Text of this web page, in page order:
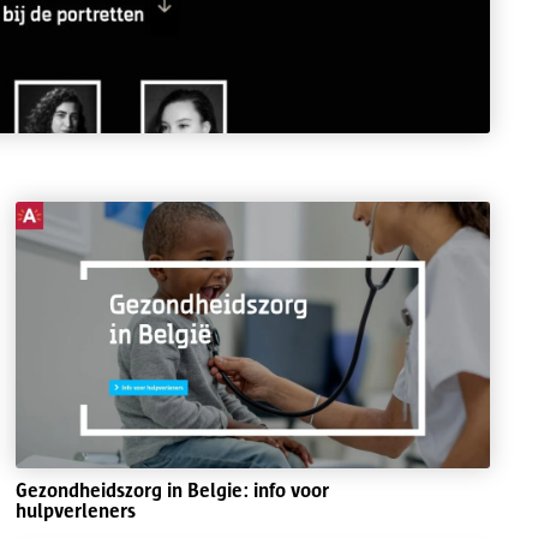
Gezondheidszorg in Belgie: info voor
hulpverleners